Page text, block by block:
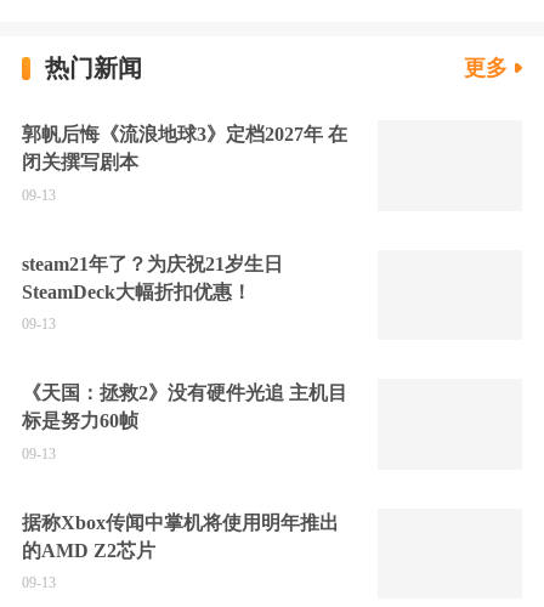
热门新闻 更多
郭帆后悔《流浪地球3》定档2027年 在
闭关撰写剧本
09-13
steam21年了？为庆祝21岁生日
SteamDeck大幅折扣优惠！
09-13
《天国：拯救2》没有硬件光追 主机目
标是努力60帧
09-13
据称Xbox传闻中掌机将使用明年推出
的AMD Z2芯片
09-13